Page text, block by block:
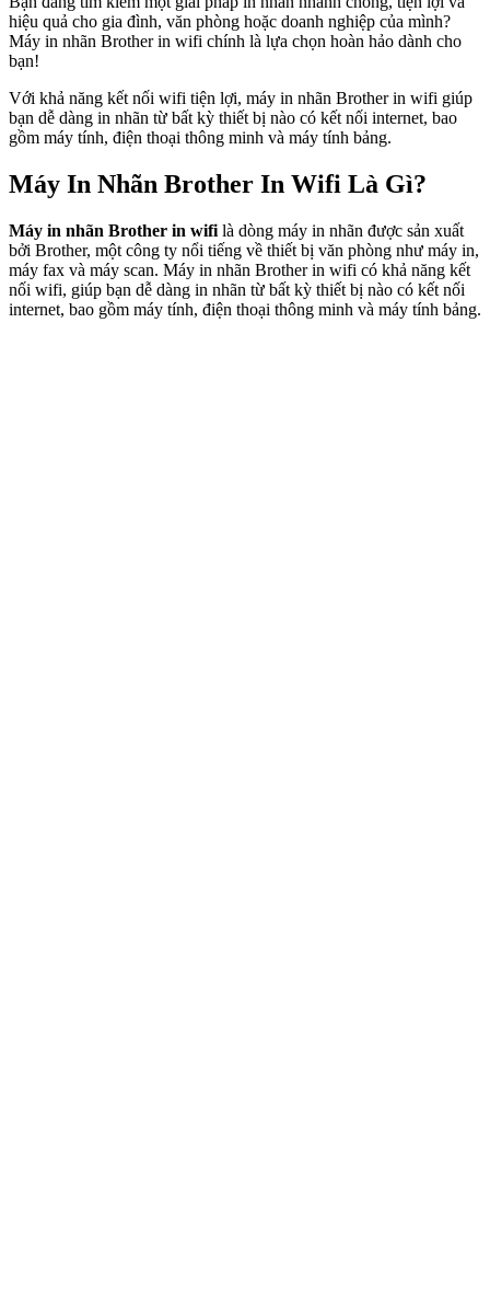
hiệu quả cho gia đình, văn phòng hoặc doanh nghiệp của mình?
Máy in nhãn Brother in wifi chính là lựa chọn hoàn hảo dành cho
bạn!
Với khả năng kết nối wifi tiện lợi, máy in nhãn Brother in wifi giúp
bạn dễ dàng in nhãn từ bất kỳ thiết bị nào có kết nối internet, bao
gồm máy tính, điện thoại thông minh và máy tính bảng.
Máy In Nhãn Brother In Wifi Là Gì?
Máy in nhãn Brother in wifi là dòng máy in nhãn được sản xuất
bởi Brother, một công ty nổi tiếng về thiết bị văn phòng như máy in,
máy fax và máy scan. Máy in nhãn Brother in wifi có khả năng kết
nối wifi, giúp bạn dễ dàng in nhãn từ bất kỳ thiết bị nào có kết nối
internet, bao gồm máy tính, điện thoại thông minh và máy tính bảng.